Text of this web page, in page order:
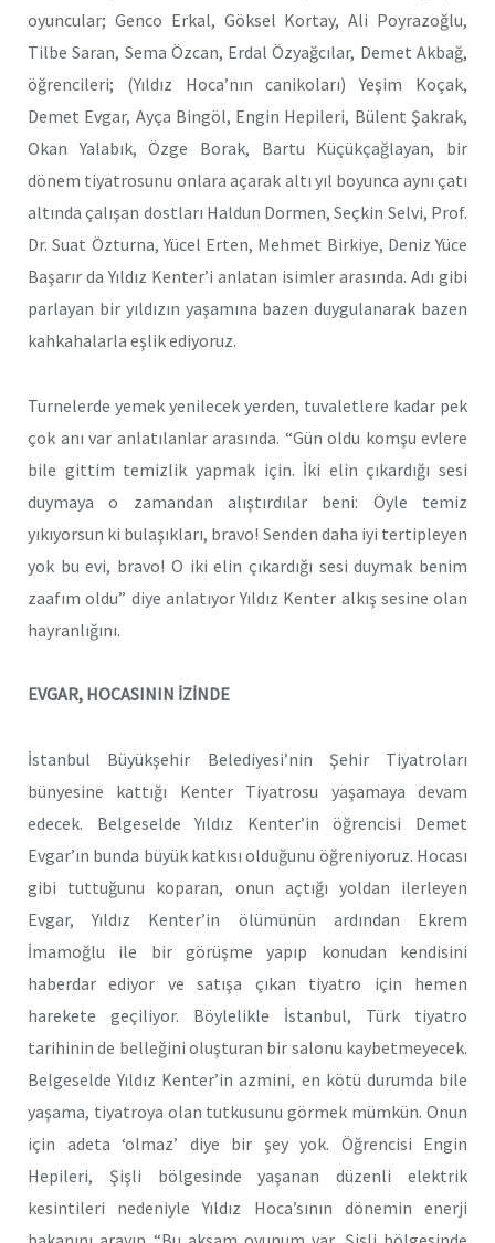
oyuncular; Genco Erkal, Göksel Kortay, Ali Poyrazoğlu,
Tilbe Saran, Sema Özcan, Erdal Özyağcılar, Demet Akbağ,
öğrencileri; (Yıldız Hoca’nın canikoları) Yeşim Koçak,
Demet Evgar, Ayça Bingöl, Engin Hepileri, Bülent Şakrak,
Okan Yalabık, Özge Borak, Bartu Küçükçağlayan, bir
dönem tiyatrosunu onlara açarak altı yıl boyunca aynı çatı
altında çalışan dostları Haldun Dormen, Seçkin Selvi, Prof.
Dr. Suat Özturna, Yücel Erten, Mehmet Birkiye, Deniz Yüce
Başarır da Yıldız Kenter’i anlatan isimler arasında. Adı gibi
parlayan bir yıldızın yaşamına bazen duygulanarak bazen
kahkahalarla eşlik ediyoruz.
Turnelerde yemek yenilecek yerden, tuvaletlere kadar pek
çok anı var anlatılanlar arasında. “Gün oldu komşu evlere
bile gittim temizlik yapmak için. İki elin çıkardığı sesi
duymaya o zamandan alıştırdılar beni: Öyle temiz
yıkıyorsun ki bulaşıkları, bravo! Senden daha iyi tertipleyen
yok bu evi, bravo! O iki elin çıkardığı sesi duymak benim
zaafım oldu” diye anlatıyor Yıldız Kenter alkış sesine olan
hayranlığını.
EVGAR, HOCASININ İZİNDE
İstanbul Büyükşehir Belediyesi’nin Şehir Tiyatroları
bünyesine kattığı Kenter Tiyatrosu yaşamaya devam
edecek. Belgeselde Yıldız Kenter’in öğrencisi Demet
Evgar’ın bunda büyük katkısı olduğunu öğreniyoruz. Hocası
gibi tuttuğunu koparan, onun açtığı yoldan ilerleyen
Evgar, Yıldız Kenter’in ölümünün ardından Ekrem
İmamoğlu ile bir görüşme yapıp konudan kendisini
haberdar ediyor ve satışa çıkan tiyatro için hemen
harekete geçiliyor. Böylelikle İstanbul, Türk tiyatro
tarihinin de belleğini oluşturan bir salonu kaybetmeyecek.
Belgeselde Yıldız Kenter’in azmini, en kötü durumda bile
yaşama, tiyatroya olan tutkusunu görmek mümkün. Onun
için adeta ‘olmaz’ diye bir şey yok. Öğrencisi Engin
Hepileri, Şişli bölgesinde yaşanan düzenli elektrik
kesintileri nedeniyle Yıldız Hoca’sının dönemin enerji